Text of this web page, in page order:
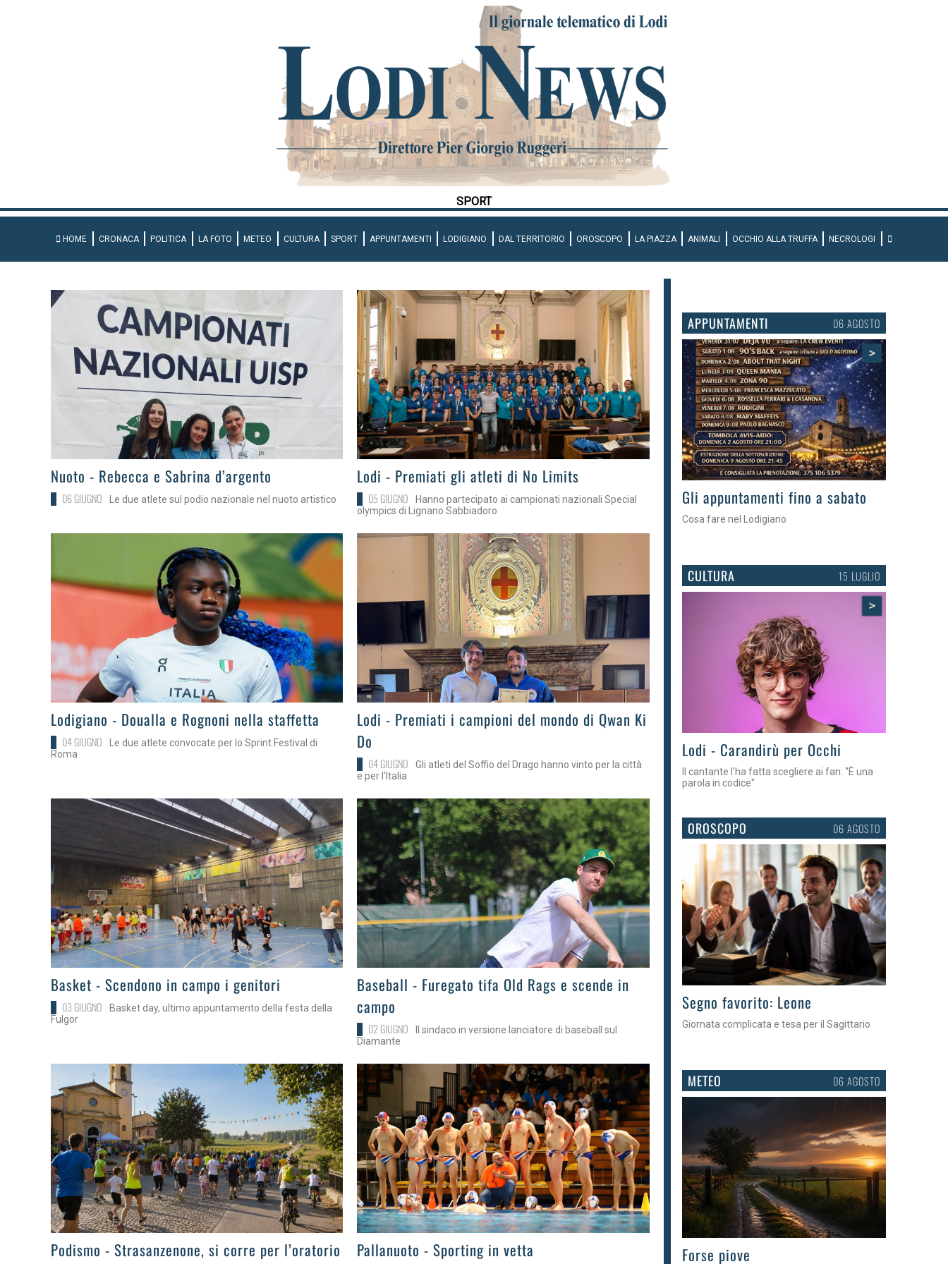
SPORT
HOME CRONACA POLITICA LA FOTO METEO CULTURA SPORT APPUNTAMENTI LODIGIANO DAL TERRITORIO OROSCOPO LA PIAZZA ANIMALI OCCHIO ALLA TRUFFA NECROLOGI
>
Nuoto - Rebecca e Sabrina d’argento
06 GIUGNO Le due atlete sul podio nazionale nel nuoto artistico
>Lodi - Premiati gli atleti di No Limits
05 GIUGNO
Hanno partecipato ai campionati nazionali Special
olympics di Lignano Sabbiadoro
>Lodigiano - Doualla e Rognoni nella staffetta
04 GIUGNO
Le due atlete convocate per lo Sprint Festival di
Roma
>Lodi - Premiati i campioni del mondo di Qwan Ki
Do
04 GIUGNO
Gli atleti del Soffio del Drago hanno vinto per la città
e per l'Italia
>
Basket - Scendono in campo i genitori
03 GIUGNO
Basket day, ultimo appuntamento della festa della
Fulgor
>
Baseball - Furegato tifa Old Rags e scende in
campo
02 GIUGNO
Il sindaco in versione lanciatore di baseball sul
Diamante
>
Podismo - Strasanzenone, si corre per l’oratorio >
Pallanuoto - Sporting in vetta
APPUNTAMENTI 03 AGOSTO
>
Gli eventi della settimana
Tra torte, cinema e musica live
CULTURA 15 LUGLIO
>
Lodi - Carandirù per Occhi
Il cantante l'ha fatta scegliere ai fan: "È una
parola in codice"
OROSCOPO 06 AGOSTO
>
Segno favorito: Leone
Giornata complicata e tesa per il Sagittario
METEO 06 AGOSTO
>
Forse piove